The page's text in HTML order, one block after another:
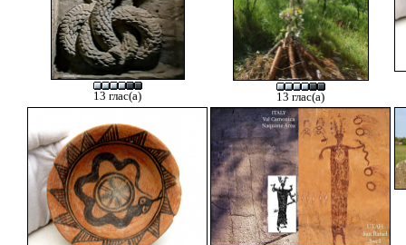
13 глас(а) 13 глас(а)